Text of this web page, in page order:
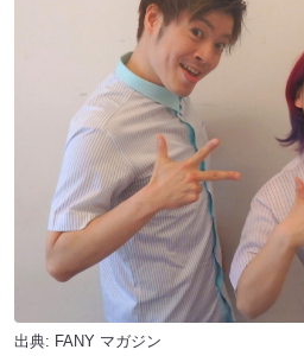
出典: FANY マガジン